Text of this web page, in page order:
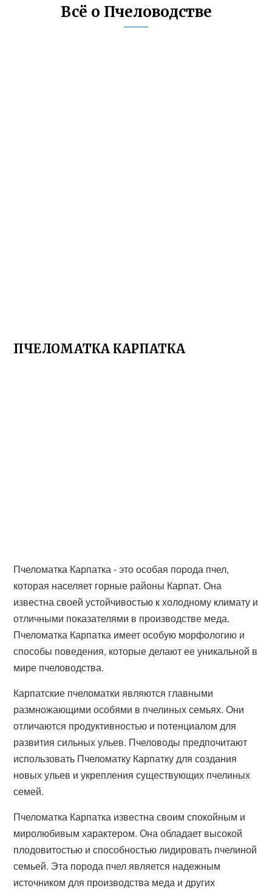
Всё о Пчеловодстве
ПЧЕЛОМАТКА КАРПАТКА
Пчеломатка Карпатка - это особая порода пчел,
которая населяет горные районы Карпат. Она
известна своей устойчивостью к холодному климату и
отличными показателями в производстве меда.
Пчеломатка Карпатка имеет особую морфологию и
способы поведения, которые делают ее уникальной в
мире пчеловодства.
Карпатские пчеломатки являются главными
размножающими особями в пчелиных семьях. Они
отличаются продуктивностью и потенциалом для
развития сильных ульев. Пчеловоды предпочитают
использовать Пчеломатку Карпатку для создания
новых ульев и укрепления существующих пчелиных
семей.
Пчеломатка Карпатка известна своим спокойным и
миролюбивым характером. Она обладает высокой
плодовитостью и способностью лидировать пчелиной
семьей. Эта порода пчел является надежным
источником для производства меда и других